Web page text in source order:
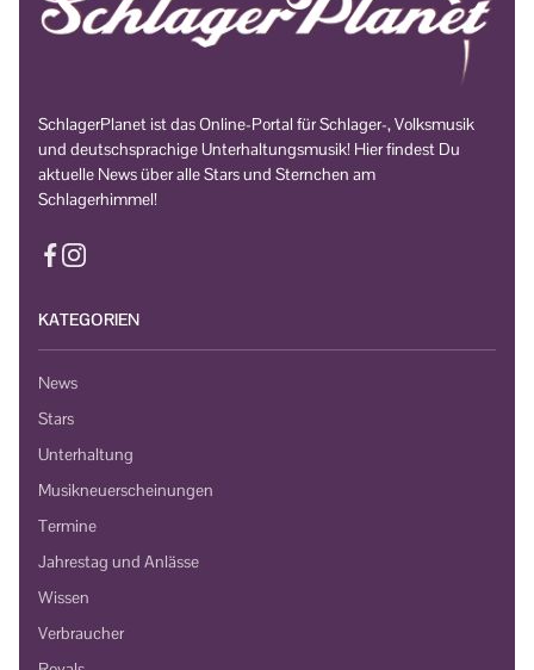
SchlagerPlanet ist das Online-Portal für Schlager-, Volksmusik
und deutschsprachige Unterhaltungsmusik! Hier findest Du
aktuelle News über alle Stars und Sternchen am
Schlagerhimmel!
KATEGORIEN
News
Stars
Unterhaltung
Musikneuerscheinungen
Termine
Jahrestag und Anlässe
Wissen
Verbraucher